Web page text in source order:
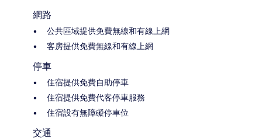
網路
公共區域提供免費無線和有線上網
客房提供免費無線和有線上網
停車
住宿提供免費自助停車
住宿提供免費代客停車服務
住宿設有無障礙停車位
交通